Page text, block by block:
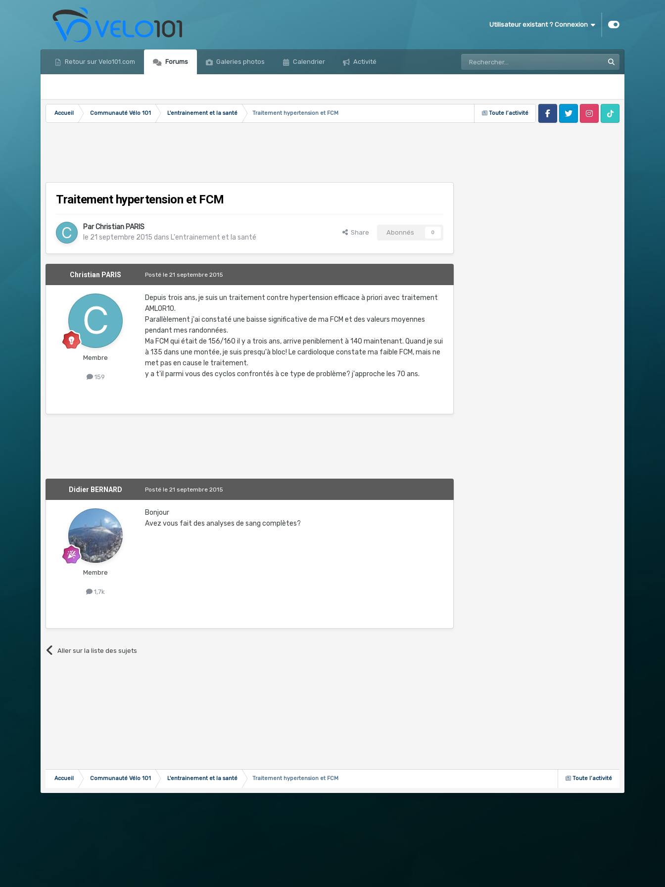
Utilisateur existant ? Connexion
Retour sur Velo101.com Forums Galeries photos Calendrier Activité
Toute l’activité
Accueil Communauté Vélo 101 L'entrainement et la santé
Traitement hypertension et FCM
FacebookTwitter InstagramTik Tok
Traitement hypertension et FCM
ParChristian PARIS
le 21 septembre 2015 dans L'entrainement et la santé
Share Abonnés 0
Christian PARIS
Membre
159
Postéle 21 septembre 2015
Depuis trois ans, je suis un traitement contre hypertension efficace à priori avec traitement
AMLOR10.
Parallèlement j'ai constaté une baisse significative de ma FCM et des valeurs moyennes
pendant mes randonnées.
Ma FCM qui était de 156/160 il y a trois ans, arrive peniblement à 140 maintenant. Quand je sui
à 135 dans une montée, je suis presqu'à bloc! Le cardioloque constate ma faible FCM, mais ne
met pas en cause le traitement.
y a t'il parmi vous des cyclos confrontés à ce type de problème? j'approche les 70 ans.
Didier BERNARD
Membre
1,7k
Postéle 21 septembre 2015
Bonjour
Avez vous fait des analyses de sang complètes?
Aller sur la liste des sujets
Toute l’activité
Accueil Communauté Vélo 101 L'entrainement et la santé Traitement hypertension et FCM